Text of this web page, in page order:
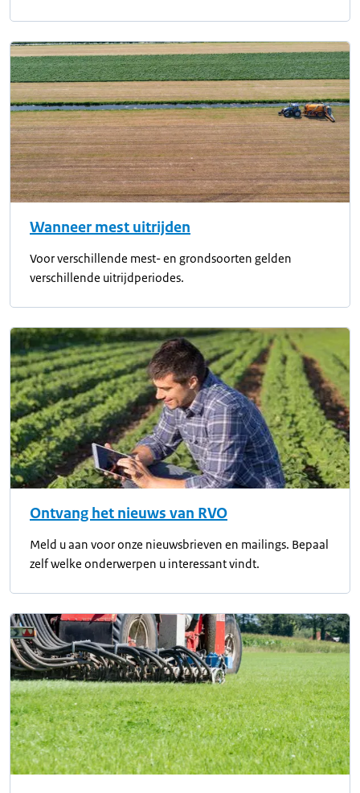
Wanneer mest uitrijden
Voor verschillende mest- en grondsoorten gelden
verschillende uitrijdperiodes.
Ontvang het nieuws van RVO
Meld u aan voor onze nieuwsbrieven en mailings. Bepaal
zelf welke onderwerpen u interessant vindt.